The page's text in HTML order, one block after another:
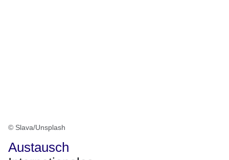
© Slava/Unsplash
Austausch